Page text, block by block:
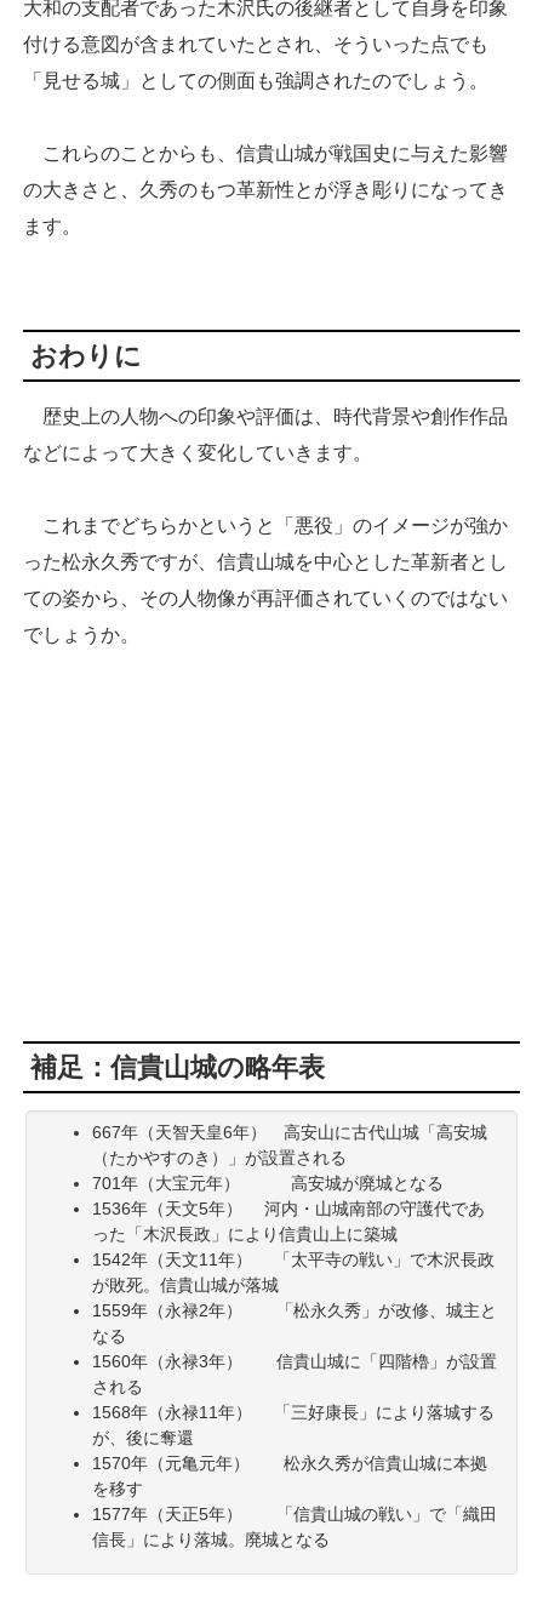
大和の支配者であった木沢氏の後継者として自身を印象
付ける意図が含まれていたとされ、そういった点でも
「見せる城」としての側面も強調されたのでしょう。
これらのことからも、信貴山城が戦国史に与えた影響
の大きさと、久秀のもつ革新性とが浮き彫りになってき
ます。
おわりに
歴史上の人物への印象や評価は、時代背景や創作作品
などによって大きく変化していきます。
これまでどちらかというと「悪役」のイメージが強か
った松永久秀ですが、信貴山城を中心とした革新者とし
ての姿から、その人物像が再評価されていくのではない
でしょうか。
補足：信貴山城の略年表
667年（天智天皇6年） 高安山に古代山城「高安城
（たかやすのき）」が設置される
701年（大宝元年） 高安城が廃城となる
1536年（天文5年） 河内・山城南部の守護代であ
った「木沢長政」により信貴山上に築城
1542年（天文11年） 「太平寺の戦い」で木沢長政
が敗死。信貴山城が落城
1559年（永禄2年） 「松永久秀」が改修、城主と
なる
1560年（永禄3年） 信貴山城に「四階櫓」が設置
される
1568年（永禄11年） 「三好康長」により落城する
が、後に奪還
1570年（元亀元年） 松永久秀が信貴山城に本拠
を移す
1577年（天正5年） 「信貴山城の戦い」で「織田
信長」により落城。廃城となる